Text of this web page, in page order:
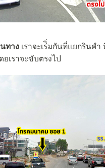
ทาง เราจะเร่ิ่มกันที่แยกรินค
เราจะขับตรงไป